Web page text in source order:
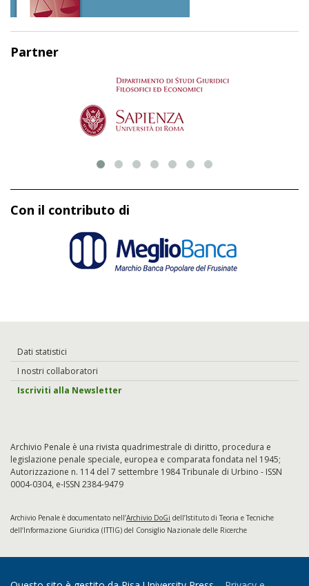
Partner
Con il contributo di
Dati statistici
I nostri collaboratori
Iscriviti alla Newsletter
Archivio Penale è una rivista quadrimestrale di diritto, procedura e
legislazione penale speciale, europea e comparata fondata nel 1945;
Autorizzazione n. 114 del 7 settembre 1984 Tribunale di Urbino - ISSN
0004-0304, e-ISSN 2384-9479
Archivio Penale è documentato nell’Archivio DoGi dell’Istituto di Teoria e Tecniche
dell’Informazione Giuridica (ITTIG) del Consiglio Nazionale delle Ricerche